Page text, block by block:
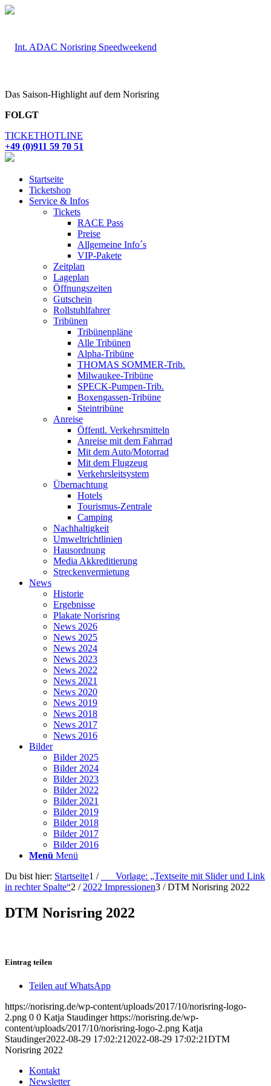
Das Saison-Highlight auf dem Norisring
FOLGT
TICKETHOTLINE
+49 (0)911 59 70 51
Startseite
Ticketshop
Service & Infos
Tickets
RACE Pass
Preise
Allgemeine Info´s
VIP-Pakete
Zeitplan
Lageplan
Öffnungszeiten
Gutschein
Rollstuhlfahrer
Tribünen
Tribünenpläne
Alle Tribünen
Alpha-Tribüne
THOMAS SOMMER-Trib.
Milwaukee-Tribüne
SPECK-Pumpen-Trib.
Boxengassen-Tribüne
Steintribüne
Anreise
Öffentl. Verkehrsmitteln
Anreise mit dem Fahrrad
Mit dem Auto/Motorrad
Mit dem Flugzeug
Verkehrsleitsystem
Übernachtung
Hotels
Tourismus-Zentrale
Camping
Nachhaltigkeit
Umweltrichtlinien
Hausordnung
Media Akkreditierung
Streckenvermietung
News
Historie
Ergebnisse
Plakate Norisring
News 2026
News 2025
News 2024
News 2023
News 2022
News 2021
News 2020
News 2019
News 2018
News 2017
News 2016
Bilder
Bilder 2025
Bilder 2024
Bilder 2023
Bilder 2022
Bilder 2021
Bilder 2019
Bilder 2018
Bilder 2017
Bilder 2016
Menü Menü
Du bist hier: Startseite1 /
___Vorlage: „Textseite mit Slider und Link
in rechter Spalte“2 / 2022 Impressionen3 / DTM Norisring 2022
DTM Norisring 2022
Eintrag teilen
Teilen auf WhatsApp
https://norisring.de/wp-content/uploads/2017/10/norisring-logo-
2.png 0 0 Katja Staudinger https://norisring.de/wp-
content/uploads/2017/10/norisring-logo-2.png Katja
Staudinger2022-08-29 17:02:21 2022-08-29 17:02:21DTM
Norisring 2022
Kontakt
Newsletter